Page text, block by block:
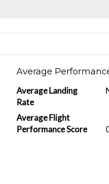
Average
Average Landing
Rate
Average Flight
Performance Score